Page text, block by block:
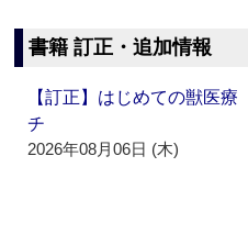
書籍 訂正・追加情報
【訂正】はじめての獣医
チ
2026年08月06日 (木)